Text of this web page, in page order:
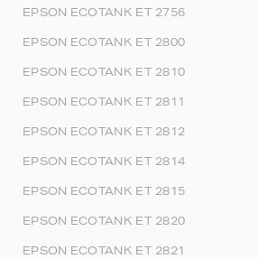
EPSON ECOTANK ET 2756
EPSON ECOTANK ET 2800
EPSON ECOTANK ET 2810
EPSON ECOTANK ET 2811
EPSON ECOTANK ET 2812
EPSON ECOTANK ET 2814
EPSON ECOTANK ET 2815
EPSON ECOTANK ET 2820
EPSON ECOTANK ET 2821